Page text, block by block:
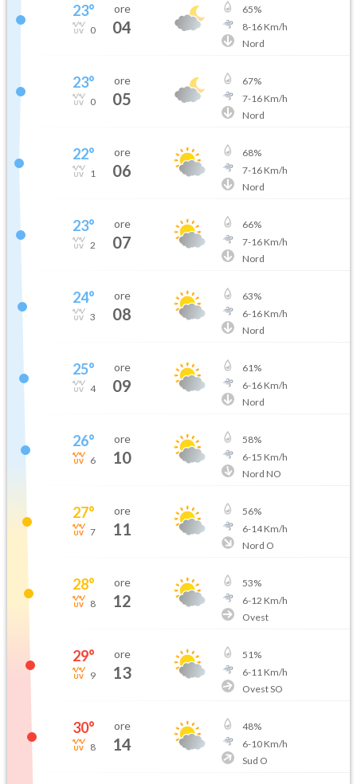
23°
0
ore
04
65%
8-16Km/h
Nord
23°
0
ore
05
67%
7-16Km/h
Nord
22°
1
ore
06
68%
7-16Km/h
Nord
23°
2
ore
07
66%
7-16Km/h
Nord
24°
3
ore
08
63%
6-16Km/h
Nord
25°
4
ore
09
61%
6-16Km/h
Nord
26°
6
ore
10
58%
6-15 Km/h
Nord NO
27°
7
ore
11
56%
6-14Km/h
Nord O
28°
8
ore
12
53%
6-12 Km/h
Ovest
29°
9
ore
13
51%
6-11 Km/h
Ovest SO
30°
8
ore
14
48%
6-10Km/h
Sud O